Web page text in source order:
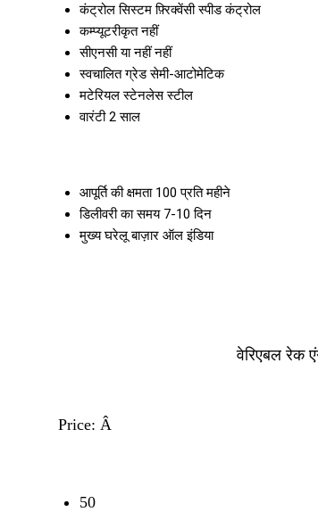
कंट्रोल सिस्टम फ़्रिक्वेंसी स्पीड कंट्रोल
कम्प्यूटरीकृत नहीं
सीएनसी या नहीं नहीं
स्वचालित ग्रेड सेमी-आटोमेटिक
मटेरियल स्टेनलेस स्टील
वारंटी 2 साल
आपूर्ति की क्षमता 100 प्रति महीने
डिलीवरी का समय 7-10 दिन
मुख्य घरेलू बाज़ार ऑल इंडिया
वेरिएबल रेक
Price: Â
50